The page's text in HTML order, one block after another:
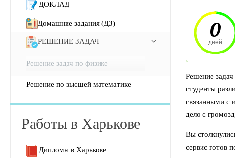
0
дней
Решение задач
студенты
связанными с
дело с
Вы
сервис готов
ДОКЛАД
Домашние задания (ДЗ)
РЕШЕНИЕ ЗАДАЧ
Решение задач по физике
Решение по высшей математике
Работы в Харькове
Дипломы в Харькове